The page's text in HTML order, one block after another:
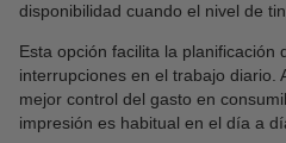
disponibilidad cuando el nivel de
Esta opción facilita la planificación
interrupciones en el trabajo diario.
mejor control del gasto en
impresión es habitual en el día a